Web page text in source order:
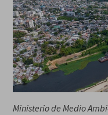
Ministerio de Medio